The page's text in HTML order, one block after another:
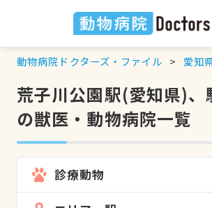
動物病院ドクターズ・ファイル 愛知
荒子川公園駅(愛知県)、
の獣医・動物病院一覧
診療動物